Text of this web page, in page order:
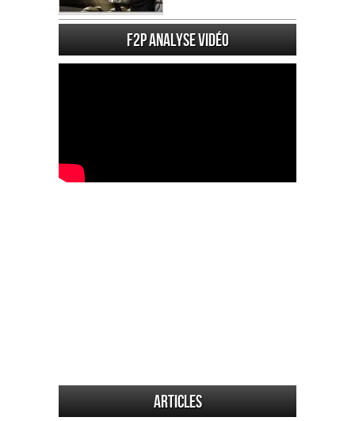
F2P Analyse vidéo
Articles